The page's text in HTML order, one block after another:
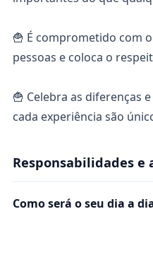
🍟 É comprometido com
pessoas e coloca o
🍟 Celebra as diferenças
cada experiência são
Responsabilidades e
Como será o seu dia a